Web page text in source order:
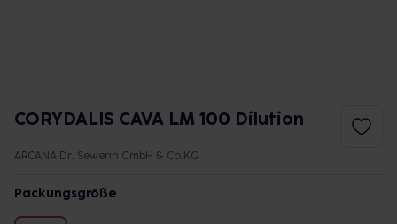
CORYDALIS CAVA LM 100 Dilution
ARCANA Dr. Sewerin GmbH & Co.KG
Packungsgröße